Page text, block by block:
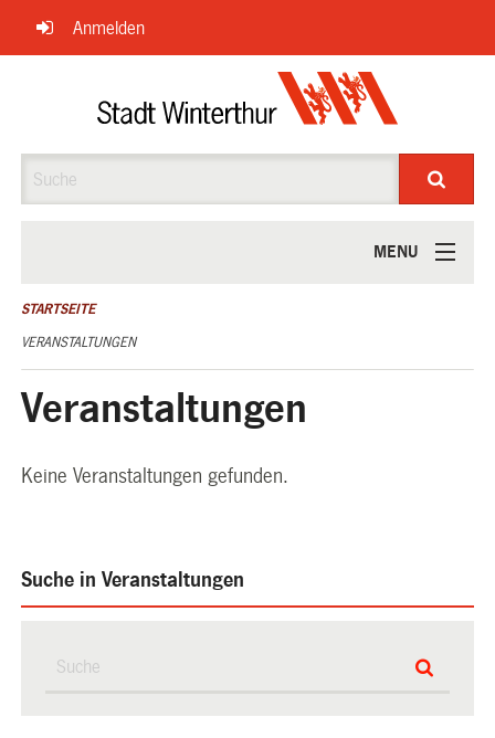
Navigation
überspringen
Anmelden
MENU
ÜBER UNS
STARTSEITE
VERANSTALTUNGEN
Veranstaltungen
Keine Veranstaltungen gefunden.
Suche in Veranstaltungen